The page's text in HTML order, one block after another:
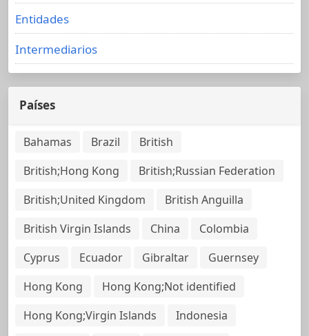
Entidades
Intermediarios
Países
Bahamas Brazil
British
British;Hong Kong
British;Russian Federation
British;United Kingdom
British Anguilla
British Virgin Islands
China
Colombia
Cyprus
Ecuador Gibraltar
Guernsey
Hong Kong
Hong Kong;Not identified
Hong Kong;Virgin Islands
Indonesia